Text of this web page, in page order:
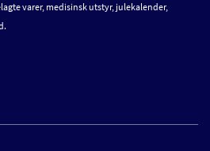
varer, medisinsk utstyr, julekalender,